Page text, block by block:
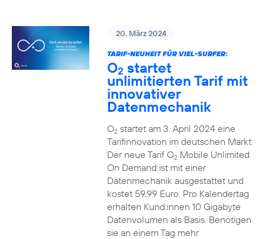
20. März 2024
TARIF-NEUHEIT FÜR VIEL-SURFER:
O2 startet
unlimitierten Tarif mit
innovativer
Datenmechanik
O2startet am 3. April 2024 eine
Tarifinnovation im deutschen Markt:
Der neue Tarif O2Mobile Unlimited
On Demand ist mit einer
Datenmechanik ausgestattet und
kostet 59,99 Euro. Pro Kalendertag
erhalten Kund:innen 10 Gigabyte
Datenvolumen als Basis. Benötigen
sie an einem Tag mehr